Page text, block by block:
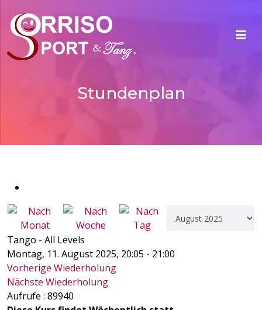
Stundenplan
Tango - All Levels
Montag, 11. August 2025, 20:05 - 21:00
Vorherige Wiederholung
Nächste Wiederholung
Aufrufe : 89940